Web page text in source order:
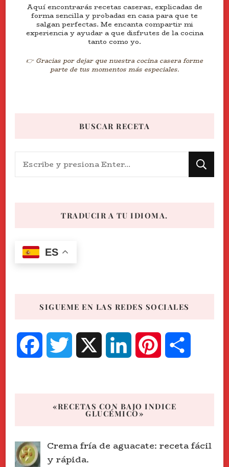
Aquí encontrarás recetas caseras, explicadas de
forma sencilla y probadas en casa para que te
salgan perfectas. Me encanta compartir mi
experiencia y ayudar a que disfrutes de la cocina
tanto como yo.
👉 Gracias por dejar que nuestra cocina casera forme
parte de tus momentos más especiales.
BUSCAR RECETA
¿Buscas
algo?
TRADUCIR A TU IDIOMA.
ES
SIGUEME EN LAS REDES SOCIALES
FacebookTwitter LinkedInPinterest
«RECETAS CON BAJO INDICE
GLUCÉMICO»
Crema fría de aguacate: receta fácil
y rápida.